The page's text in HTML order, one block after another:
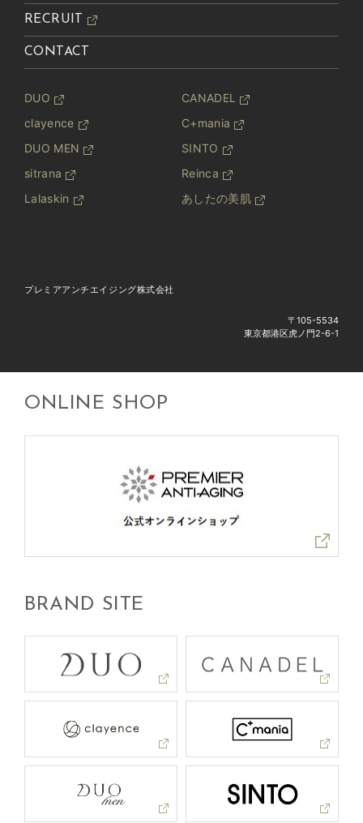
RECRUIT
CONTACT
DUO
CANADEL
clayence
C+mania
DUO MEN
SINTO
sitrana
Reinca
Lalaskin
あしたの美肌
プレミアアンチエイジング株式会社
〒105-5534
東京都港区虎ノ門2-6-1
ONLINE SHOP
BRAND SITE